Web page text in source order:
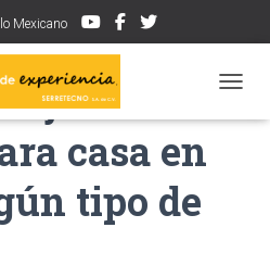
Mexicano
casa en
tipo de